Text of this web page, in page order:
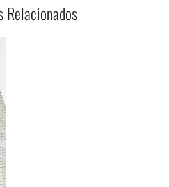
Relacionados